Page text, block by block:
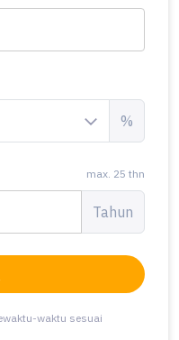
%
max. 25 thn
Tahun
waktu sesuai